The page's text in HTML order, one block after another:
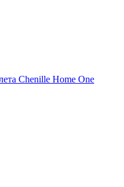
Chenille Home One